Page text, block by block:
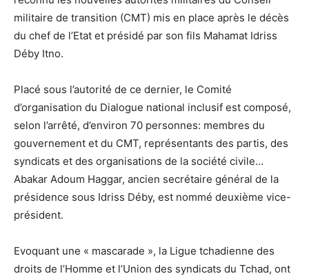
militaire de transition (CMT) mis en place après le décès
du chef de l’Etat et présidé par son fils Mahamat Idriss
Déby Itno.
Placé sous l’autorité de ce dernier, le Comité
d’organisation du Dialogue national inclusif est composé,
selon l’arrêté, d’environ 70 personnes: membres du
gouvernement et du CMT, représentants des partis, des
syndicats et des organisations de la société civile…
Abakar Adoum Haggar, ancien secrétaire général de la
présidence sous Idriss Déby, est nommé deuxième vice-
président.
Evoquant une « mascarade », la Ligue tchadienne des
droits de l’Homme et l’Union des syndicats du Tchad, ont